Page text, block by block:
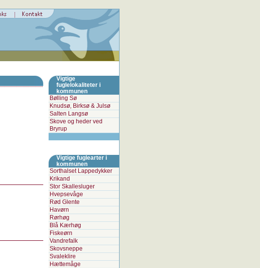
Vigtige
fuglelokaliteter i
kommunen
Bølling Sø
Knudsø, Birksø & Julsø
Salten Langsø
Skove og heder ved
Bryrup
Vigtige fuglearter i
kommunen
Sorthalset Lappedykker
Krikand
Stor Skallesluger
Hvepsevåge
Rød Glente
Havørn
Rørhøg
Blå Kærhøg
Fiskeørn
Vandrefalk
Skovsneppe
Svaleklire
Hættemåge